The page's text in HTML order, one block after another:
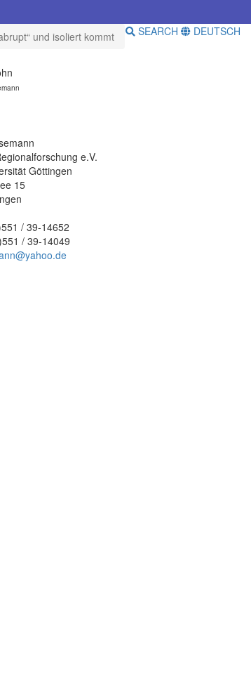
und isoliert kommt SEARCH DEUTSCH
e.V.
Göttingen
15
/ 39-14652
/ 39-14049